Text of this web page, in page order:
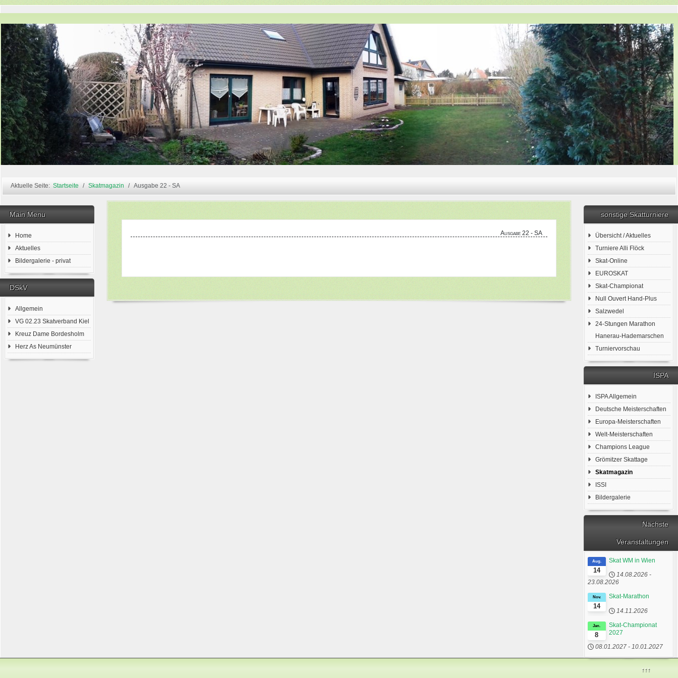
Aktuelle Seite: Startseite Skatmagazin Ausgabe 22 - SA
↑↑↑
Main Menu
Home
Aktuelles
Bildergalerie - privat
DSkV
Allgemein
VG 02.23 Skatverband Kiel
Kreuz Dame Bordesholm
Herz As Neumünster
sonstige Skatturniere
Übersicht / Aktuelles
Turniere Alli Flöck
Skat-Online
EUROSKAT
Skat-Championat
Null Ouvert Hand-Plus
Salzwedel
24-Stungen Marathon
Hanerau-Hademarschen
Turniervorschau
ISPA
ISPA Allgemein
Deutsche Meisterschaften
Europa-Meisterschaften
Welt-Meisterschaften
Champions League
Grömitzer Skattage
Skatmagazin
ISSI
Bildergalerie
Nächste
Veranstaltungen
14
Aug. Skat WM in Wien
14.08.2026 -
23.08.2026
14
Nov. Skat-Marathon
14.11.2026
8
Jan.
Skat-Championat
2027
08.01.2027 - 10.01.2027
Ausgabe 22 - SA